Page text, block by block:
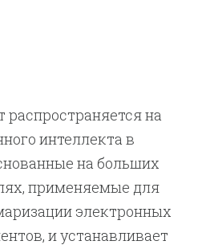
на
интеллекта в
на больших
применяемые для
электронных
и устанавливает